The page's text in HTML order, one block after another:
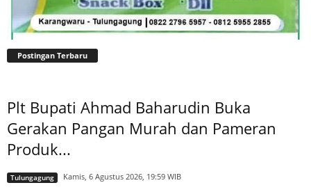
Postingan Terbaru
Plt Bupati Ahmad Baharudin Buka
Gerakan Pangan Murah dan Pameran
Produk...
Tulungagung Kamis, 6 Agustus 2026, 19:59 WIB